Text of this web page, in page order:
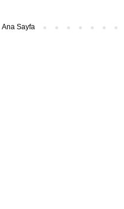
Ana Sayfa